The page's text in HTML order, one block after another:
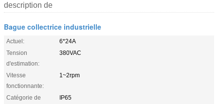
description de
Bague collectrice industrielle
Actuel:
6*24A
Tension
d'estimation:
380VAC
Vitesse
fonctionnante:
1~2rpm
Catégorie de
IP65